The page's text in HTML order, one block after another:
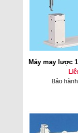
Máy may lược
Bảo